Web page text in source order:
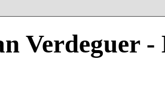
Verdeguer -